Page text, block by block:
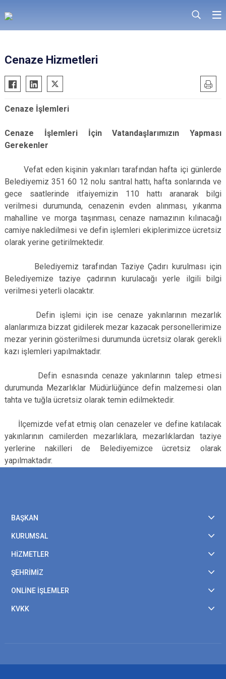
Cenaze Hizmetleri
Cenaze İşlemleri
Cenaze İşlemleri İçin Vatandaşlarımızın Yapması
Gerekenler
Vefat eden kişinin yakınları tarafından hafta içi günlerde
Belediyemiz 351 60 12 nolu santral hattı, hafta sonlarında ve
gece saatlerinde itfaiyemizin 110 hattı aranarak bilgi
verilmesi durumunda, cenazenin evden alınması, yıkanma
mahalline ve morga taşınması, cenaze namazının kılınacağı
camiye nakledilmesi ve defin işlemleri ekiplerimizce ücretsiz
olarak yerine getirilmektedir.
Belediyemiz tarafından Taziye Çadırı kurulması için
Belediyemize taziye çadırının kurulacağı yerle ilgili bilgi
verilmesi yeterli olacaktır.
Defin işlemi için ise cenaze yakınlarının mezarlık
alanlarımıza bizzat gidilerek mezar kazacak personellerimize
mezar yerinin gösterilmesi durumunda ücretsiz olarak gerekli
kazı işlemleri yapılmaktadır.
Defin esnasında cenaze yakınlarının talep etmesi
durumunda Mezarlıklar Müdürlüğünce defin malzemesi olan
tahta ve tuğla ücretsiz olarak temin edilmektedir.
İlçemizde vefat etmiş olan cenazeler ve define katılacak
yakınlarının camilerden mezarlıklara, mezarlıklardan taziye
yerlerine nakilleri de Belediyemizce ücretsiz olarak
yapılmaktadır.
BAŞKAN
KURUMSAL
HİZMETLER
ŞEHRİMİZ
ONLİNE İŞLEMLER
KVKK